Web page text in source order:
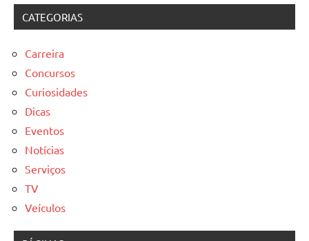
CATEGORIAS
Carreira
Concursos
Curiosidades
Dicas
Eventos
Notícias
Serviços
TV
Veículos